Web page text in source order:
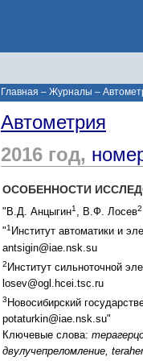
Главная – Журналы –
Автометрия
2016 год,
ОСОБЕННОСТИ
"В.Д. Анцыгин1 , В.Ф. Лосев2
"1 Институт автоматики и
antsigin@iae.nsk.su
2 Институт сильноточной
losev@ogl.hcei.tsc.ru
3 Новосибирский
potaturkin@iae.nsk.su"
Ключевые слова:
двулучепреломление,